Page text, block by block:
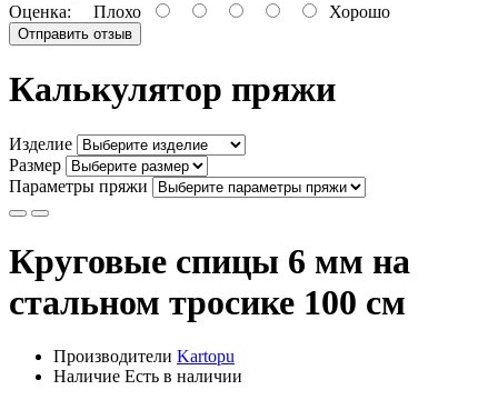
Оценка: Плохо Хорошо
Отправить отзыв
Калькулятор пряжи
Изделие
Размер
Параметры пряжи
Круговые спицы 6 мм на
стальном тросике 100 см
Производители Kartopu
Наличие Есть в наличии